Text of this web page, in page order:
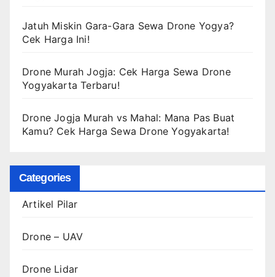
Jatuh Miskin Gara-Gara Sewa Drone Yogya?
Cek Harga Ini!
Drone Murah Jogja: Cek Harga Sewa Drone
Yogyakarta Terbaru!
Drone Jogja Murah vs Mahal: Mana Pas Buat
Kamu? Cek Harga Sewa Drone Yogyakarta!
Categories
Artikel Pilar
Drone – UAV
Drone Lidar